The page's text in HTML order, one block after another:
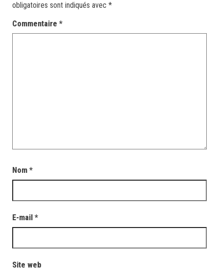
obligatoires sont indiqués avec *
Commentaire *
Nom *
E-mail *
Site web